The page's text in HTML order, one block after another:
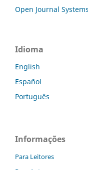
Open Journal Systems
Idioma
English
Español
Português
Informações
Para Leitores